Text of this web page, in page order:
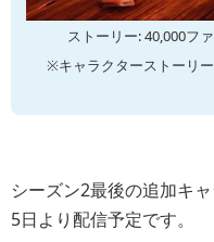
ストーリー: 40,000フ
※キャラクターストーリ
シーズン2最後の追加キ
5日より配信予定です。